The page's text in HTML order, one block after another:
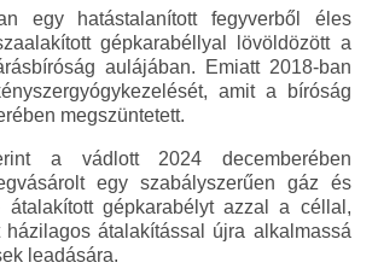
egy hatástalanított fegyverből éles
gépkarabéllyal lövöldözött a
aulájában. Emiatt 2018-ban
amit a bíróság
megszüntetett.
a vádlott 2024 decemberében
egy szabályszerűen gáz és
átalakított gépkarabélyt azzal a céllal,
házilagos átalakítással újra alkalmassá
leadására.